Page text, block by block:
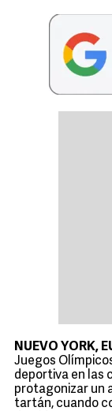
NUEVO YORK,
Juegos
deportiva en las
protagonizar un
tartán, cuando